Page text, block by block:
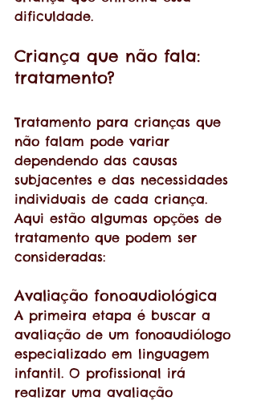
dificuldade.
Criança que não fala:
tratamento?
Tratamento para crianças que
não falam pode variar
dependendo das causas
subjacentes e das necessidades
individuais de cada criança.
Aqui estão algumas opções de
tratamento que podem ser
consideradas:
Avaliação fonoaudiológica
A primeira etapa é buscar a
avaliação de um fonoaudiólogo
especializado em linguagem
infantil. O profissional irá
realizar uma avaliação